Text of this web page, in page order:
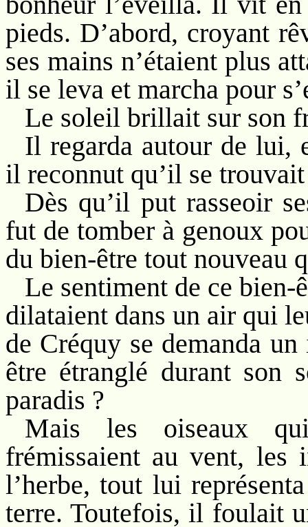
pieds. D’abord, croyant
ses mains n’étaient plus
il se leva et marcha pour
Le soleil brillait sur son
Il regarda autour de lui,
il reconnut qu’il se
Dès qu’il put rasseoir
fut de tomber à genoux
du bien-être tout nouveau
Le sentiment de ce bien-
dilataient dans un air qui
de Créquy se demanda
être étranglé durant son
paradis ?
Mais les oiseaux
frémissaient au vent, les
l’herbe, tout lui
terre. Toutefois, il foulait